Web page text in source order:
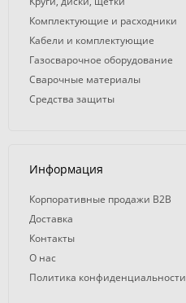
Комплектующие и расходники
Кабели и комплектующие
Газосварочное оборудование
Сварочные материалы
Средства защиты
Информация
Корпоративные продажи B2B
Доставка
Контакты
О нас
Политика конфиденциальности